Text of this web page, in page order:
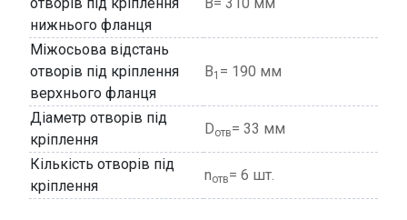
нижнього фланця
Міжосьова відстань
отворів під кріплення
верхнього фланця
В1 = 190 мм
Діаметр отворів під
кріплення
Dотв= 33 мм
Кількість отворів під
кріплення
nотв= 6 шт.